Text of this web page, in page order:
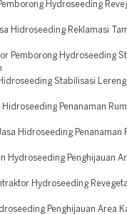
Hydroseeding
Hidroseeding Reklamasi
Pemborong Hydroseeding
Stabilisasi Lereng
Penanaman
Hidroseeding Penanaman
Hydroseeding Penghijauan
Hydroseeding
Penghijauan Area